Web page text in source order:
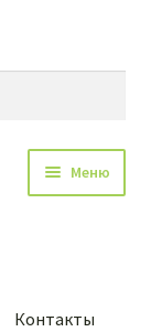
Меню
Контакты